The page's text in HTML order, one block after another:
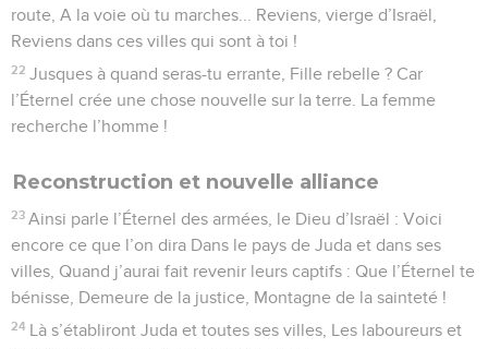
route, A la voie où tu marches... Reviens, vierge d’Israël,
Reviens dans ces villes qui sont à toi !
22 Jusques à quand seras-tu errante, Fille rebelle ? Car
l’Éternel crée une chose nouvelle sur la terre. La femme
recherche l’homme !
Reconstruction et nouvelle alliance
23 Ainsi parle l’Éternel des armées, le Dieu d’Israël : Voici
encore ce que l’on dira Dans le pays de Juda et dans ses
villes, Quand j’aurai fait revenir leurs captifs : Que l’Éternel te
bénisse, Demeure de la justice, Montagne de la sainteté !
24 Là s’établiront Juda et toutes ses villes, Les laboureurs et